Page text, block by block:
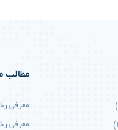
مطالب
معرفی
معرفی